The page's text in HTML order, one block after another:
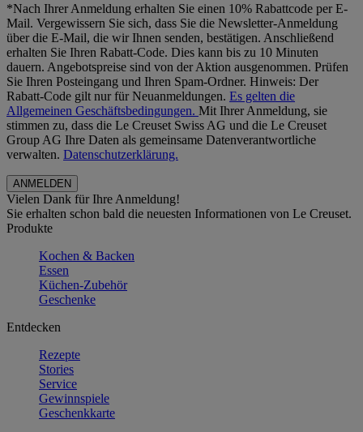
*Nach Ihrer Anmeldung erhalten Sie einen 10% Rabattcode per E-
Mail. Vergewissern Sie sich, dass Sie die Newsletter-Anmeldung
über die E-Mail, die wir Ihnen senden, bestätigen. Anschließend
erhalten Sie Ihren Rabatt-Code. Dies kann bis zu 10 Minuten
dauern. Angebotspreise sind von der Aktion ausgenommen. Prüfen
Sie Ihren Posteingang und Ihren Spam-Ordner. Hinweis: Der
Rabatt-Code gilt nur für Neuanmeldungen. Es gelten die
Allgemeinen Geschäftsbedingungen. Mit Ihrer Anmeldung, sie
stimmen zu, dass die Le Creuset Swiss AG und die Le Creuset
Group AG Ihre Daten als gemeinsame Datenverantwortliche
verwalten. Datenschutzerklärung.
Vielen Dank für Ihre Anmeldung!
Sie erhalten schon bald die neuesten Informationen von Le Creuset.
Produkte
Kochen & Backen
Essen
Küchen-Zubehör
Geschenke
Entdecken
Rezepte
Stories
Service
Gewinnspiele
Geschenkkarte